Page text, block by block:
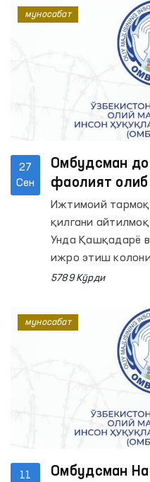
27
Сен
Омбудсман
фаолият
Ижтимоий
қилгани
Унда Қашқадарё
ижро этиш
лезвия ютиш
оғир бўлгани
тиббиёт бўлимига
Омбудсман ёки
бўлганида
хабар берилиши
ушбу хабар
номаълум
5789 Кўрди
муносабат
11
Омбудсман
муносабат